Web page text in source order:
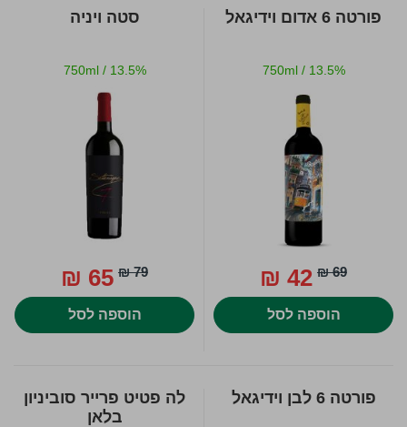
פורטה 6 אדום וידיגאל
750ml / 13.5%
69 ₪
42 ₪
הוספה לסל
סטה ויניה
750ml / 13.5%
79 ₪
65 ₪
הוספה לסל
פורטה 6 לבן וידיגאל
לה פטיט פרייר סוביניון
בלאן